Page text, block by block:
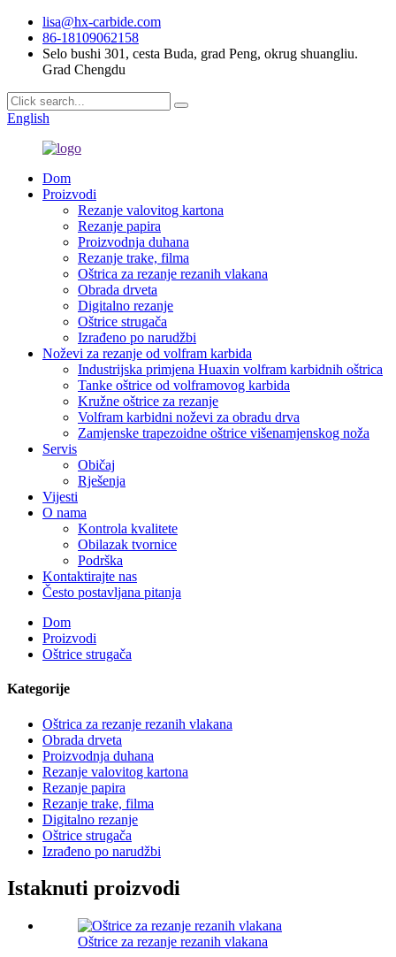
lisa@hx-carbide.com
86-18109062158
Selo bushi 301, cesta Buda, grad Peng, okrug shuangliu.
Grad Chengdu
English
Dom
Proizvodi
Rezanje valovitog kartona
Rezanje papira
Proizvodnja duhana
Rezanje trake, filma
Oštrica za rezanje rezanih vlakana
Obrada drveta
Digitalno rezanje
Oštrice strugača
Izrađeno po narudžbi
Noževi za rezanje od volfram karbida
Industrijska primjena Huaxin volfram karbidnih oštrica
Tanke oštrice od volframovog karbida
Kružne oštrice za rezanje
Volfram karbidni noževi za obradu drva
Zamjenske trapezoidne oštrice višenamjenskog noža
Servis
Običaj
Rješenja
Vijesti
O nama
Kontrola kvalitete
Obilazak tvornice
Podrška
Kontaktirajte nas
Često postavljana pitanja
Dom
Proizvodi
Oštrice strugača
Kategorije
Oštrica za rezanje rezanih vlakana
Obrada drveta
Proizvodnja duhana
Rezanje valovitog kartona
Rezanje papira
Rezanje trake, filma
Digitalno rezanje
Oštrice strugača
Izrađeno po narudžbi
Istaknuti proizvodi
Oštrice za rezanje rezanih vlakana